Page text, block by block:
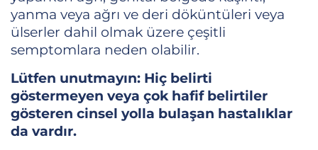
yanma veya ağrı ve deri döküntüleri veya
ülserler dahil olmak üzere çeşitli
semptomlara neden olabilir.
Lütfen unutmayın: Hiç belirti
göstermeyen veya çok hafif belirtiler
gösteren cinsel yolla bulaşan hastalıklar
da vardır.